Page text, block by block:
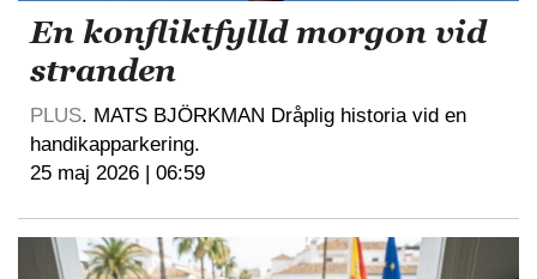
En konfliktfylld morgon vid
stranden
PLUS. MATS BJÖRKMAN Dråplig historia vid en
handikapparkering.
25 maj 2026 | 06:59